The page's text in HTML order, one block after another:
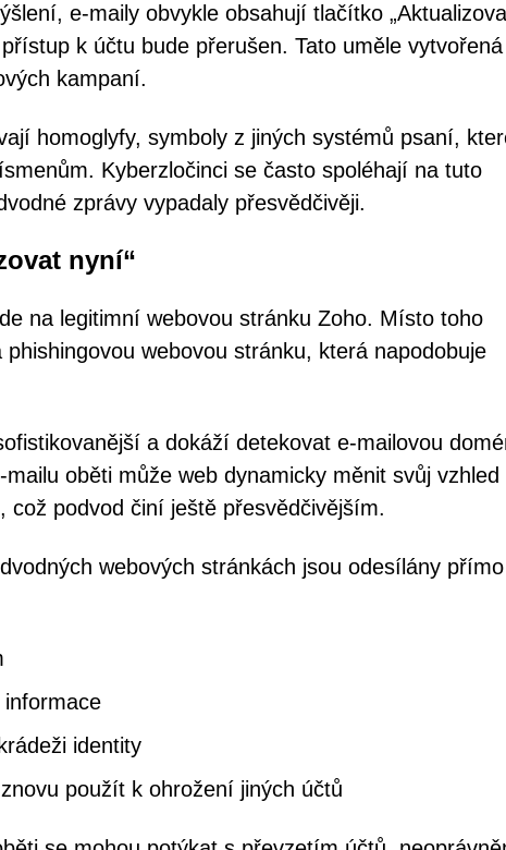
e-maily obvykle obsahují tlačítko
k účtu bude přerušen. Tato uměle vytvořená
kampaní.
homoglyfy, symboly z jiných systémů psaní,
Kyberzločinci se často spoléhají na tuto
zprávy vypadaly přesvědčivěji.
nyní“
na legitimní webovou stránku Zoho. Místo toho
webovou stránku, která napodobuje
a dokáží detekovat e-mailovou
oběti může web dynamicky měnit svůj vzhled
podvod činí ještě přesvědčivějším.
webových stránkách jsou odesílány přímo
identity
použít k ohrožení jiných účtů